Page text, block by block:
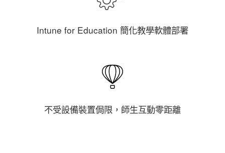
Intune for Education 簡化教學軟體部署
不受設備裝置侷限，師生互動零距離